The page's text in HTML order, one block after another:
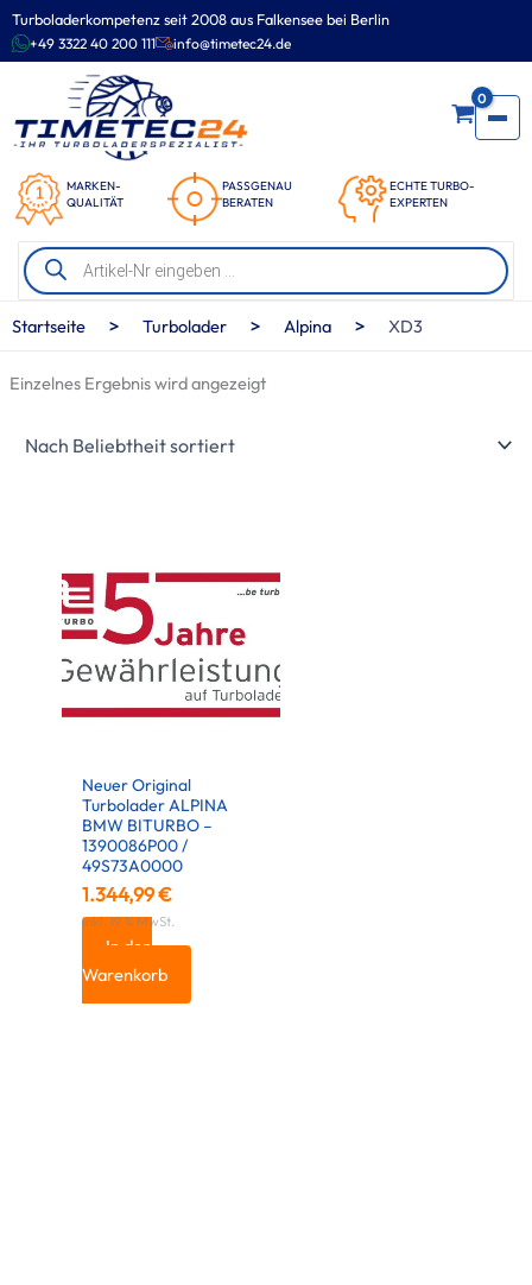
Turboladerkompetenz seit 2008 aus Falkensee bei Berlin
+49 3322 40 200 111 info@timetec24.de
MARKEN-
QUALITÄT
PASSGENAU
BERATEN
ECHTE TURBO-
EXPERTEN
0
Products
search
Zum
Inhalt
springen
Startseite > Turbolader > Alpina > XD3
Einzelnes Ergebnis wird angezeigt
Neuer Original
Turbolader ALPINA
BMW BITURBO –
1390086P00 /
49S73A0000
1.344,99€
inkl. 19 % MwSt.
In den
Warenkorb